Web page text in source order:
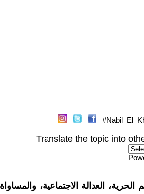
Translate the topic into
العدالة الاجتماعية، والمساواة